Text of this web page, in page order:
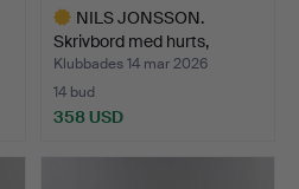
NILS JONSSON.
Skrivbord med hurts,
Troeds,…
Klubbades 14 mar 2026
14 bud
358 USD